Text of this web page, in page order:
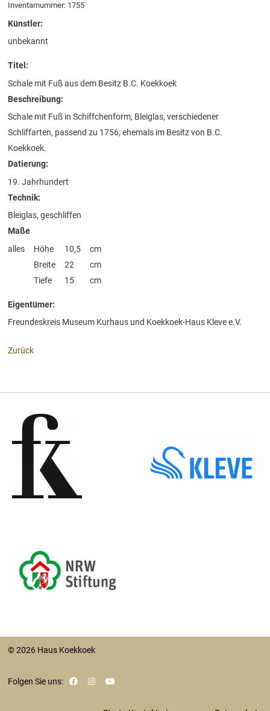
Inventarnummer: 1755
Künstler:
unbekannt
Titel:
Schale mit Fuß aus dem Besitz B.C. Koekkoek
Beschreibung:
Schale mit Fuß in Schiffchenform, Bleiglas, verschiedener
Schliffarten, passend zu 1756; ehemals im Besitz von B.C.
Koekkoek.
Datierung:
19. Jahrhundert
Technik:
Bleiglas, geschliffen
Maße
alles
Höhe
Breite
Tiefe
10,5
22
15
cm
cm
cm
Eigentümer:
Freundeskreis Museum Kurhaus und Koekkoek-Haus Kleve e.V.
Zurück
© 2026 Haus Koekkoek
Folgen Sie uns: